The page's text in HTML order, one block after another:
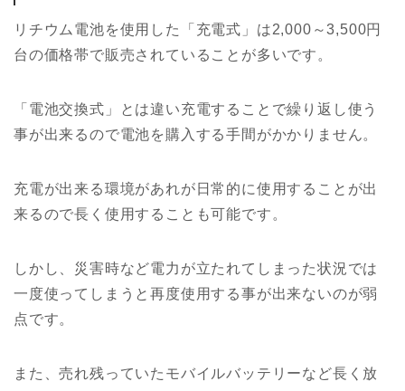
リチウム電池を使用した「充電式」は2,000～3,500円
台の価格帯で販売されていることが多いです。
「電池交換式」とは違い充電することで繰り返し使う
事が出来るので電池を購入する手間がかかりません。
充電が出来る環境があれが日常的に使用することが出
来るので長く使用することも可能です。
しかし、災害時など電力が立たれてしまった状況では
一度使ってしまうと再度使用する事が出来ないのが弱
点です。
また、売れ残っていたモバイルバッテリーなど長く放